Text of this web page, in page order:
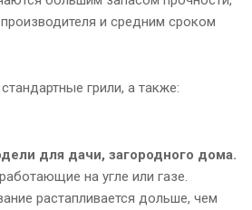
и средним сроком
грили, а также:
для дачи, загородного дома.
на угле или газе.
растапливается дольше, чем